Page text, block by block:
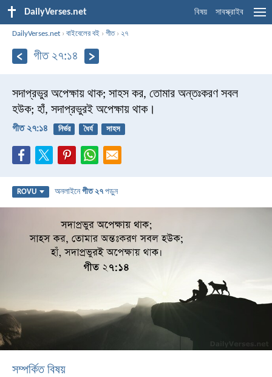
DailyVerses.net বিষয় সাবস্ক্রাইব
DailyVerses.net ›বাইবেলের বই ›গীত›২৭
গীত ২৭:১৪
সদাপ্রভুর অপেক্ষায় থাক; সাহস কর, তোমার অন্তঃকরণ সবল
হউক; হাঁ, সদাপ্রভুরই অপেক্ষায় থাক।
গীত ২৭:১৪ নির্ভর ধৈর্য সাহস
ROVU অনলাইনেগীত ২৭ পড়ুন
সম্পর্কিত বিষয়